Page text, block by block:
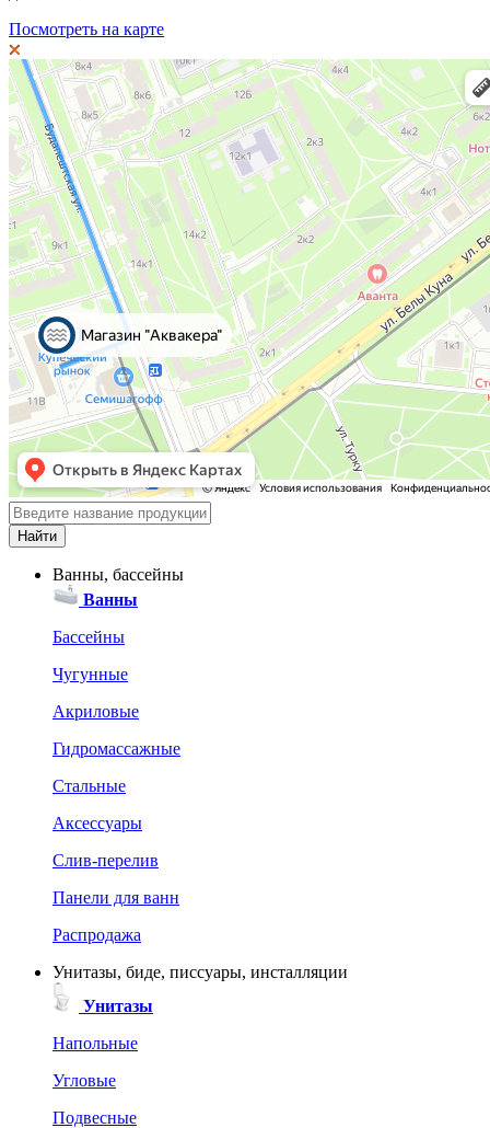
Посмотреть на карте
Ванны, бассейны
Ванны
Бассейны
Чугунные
Акриловые
Гидромассажные
Стальные
Аксессуары
Слив-перелив
Панели для ванн
Распродажа
Унитазы, биде, писсуары, инсталляции
Унитазы
Напольные
Угловые
Подвесные